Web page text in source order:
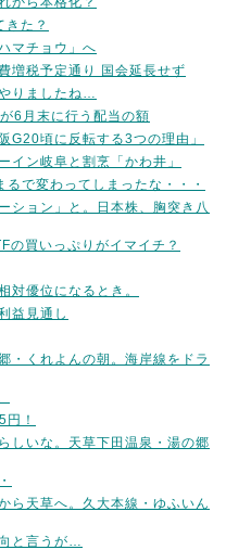
た？
マチョウ」へ
増税予定通り 国会延長せず
りましたね…
6月末に行う配当の額
G20頃に反転する3つの理由」
ン岐阜と割烹「かわ井」
で変わってしまったな・・・
ション」と。日本株、胸突き八
の買いっぷりがイマイチ？
対優位になるとき。
益見通し
・くれよんの朝。海岸線をドラ
！
しいな。天草下田温泉・湯の郷
ら天草へ。久大本線・ゆふいん
と言うが…